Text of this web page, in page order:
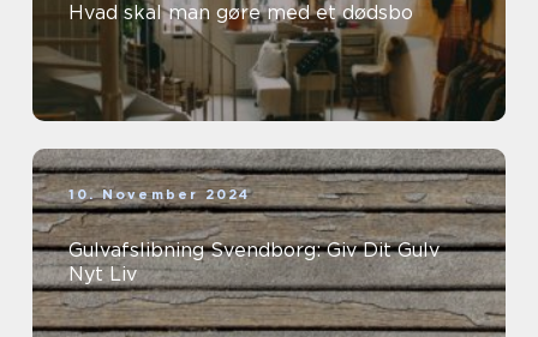
Hvad skal man gøre med et dødsbo
10. November 2024
Gulvafslibning Svendborg: Giv Dit Gulv
Nyt Liv